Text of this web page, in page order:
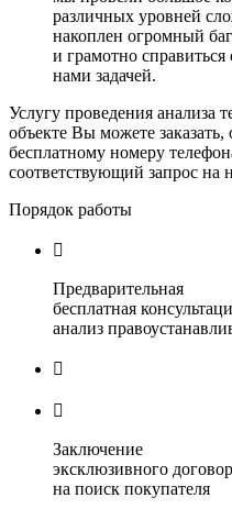
различных уровней
накоплен огромный
и грамотно
нами задачей.
Услугу проведения анализа
объекте Вы можете
бесплатному номеру
соответствующий запрос на
Порядок работы

Предварительная
бесплатная
анализ


Заключение
эксклюзивного
на поиск покупателя